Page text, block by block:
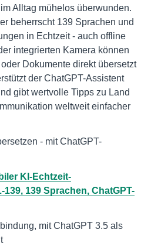
Alltag mühelos überwunden.
beherrscht 139 Sprachen und
in Echtzeit - auch offline
integrierten Kamera können
Dokumente direkt übersetzt
der ChatGPT-Assistent
gibt wertvolle Tipps zu Land
weltweit einfacher
- mit ChatGPT-
KI-Echtzeit-
139 Sprachen, ChatGPT-
mit ChatGPT 3.5 als